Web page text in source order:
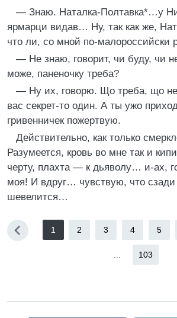
— Знаю. Наталка-Полтавка*…у
ярмарци видав… Ну, так как же,
что ли, со мной по-малороссийски
— Не знаю, говорит, чи буду, чи
може, паненочку треба?
— Ну их, говорю. Що треба, що
вас секрет-то один. А ты ужо
гривенничек пожертвую.
Действительно, как только
Разумеется, кровь во мне так и
черту, плахта — к дьяволу… и-ах,
моя! И вдруг… чувствую, что сзади
шевелится…
1 2 3 4 5
103